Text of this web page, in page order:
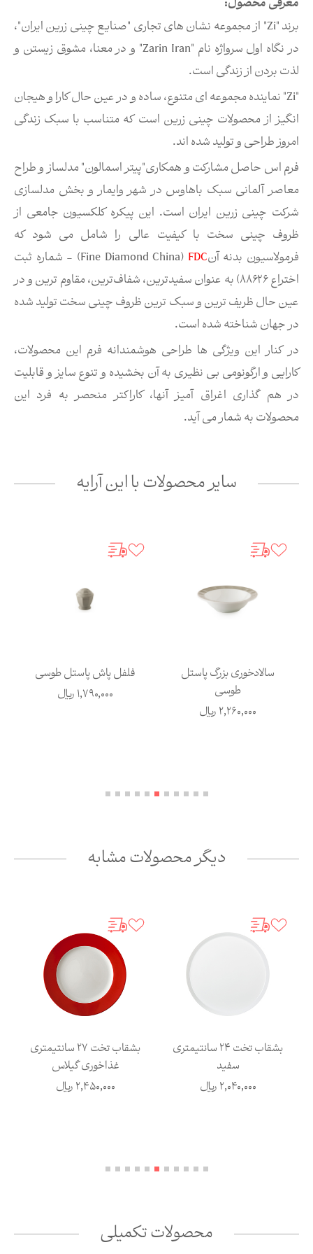
برند "Zi" از مجموعه نشان های تجاری "صنایع چینی زرین ایران"،
در نگاه اول سرواژه نام "Zarin Iran" و در معنا، مشوق زیستن و
لذت بردن از زندگی است.
"Zi" نماینده مجموعه ای متنوع، ساده و در عین حال کارا و هیجان
انگیز از محصولات چینی زرین است که متناسب با سبک زندگی
امروز طراحی و تولید شده اند.
فرم اس حاصل مشارکت و همکاری"پیتر اسمالون" مدلساز و طراح
معاصر آلمانی سبک باهاوس در شهر وایمار و بخش مدلسازی
شركت چینی زرین ایران است. این پیکره کلکسیون جامعی از
ظروف چینی سخت با کیفیت عالی را شامل می شود که
فرمولاسیون بدنه آنFDC
(Fine Diamond China) - شماره ثبت
اختراع ۸۸۶۲۶) به عنوان سفیدترین، شفاف‌ترین، مقاوم ترین و در
عین حال ظریف ترین و سبک ترین ظروف چینی سخت تولید شده
در جهان شناخته شده است.
در کنار این ویژگی ها طراحی هوشمندانه فرم این محصولات،
کارایی و ارگونومی بی نظیری به آن بخشیده و تنوع سایز و قابلیت
در هم گذاری اغراق آمیز آنها، کاراکتر منحصر به فرد این
محصولات به شمار می آید.
سایر محصولات با این آرایه
سالادخوری بزرگ پاستل
طوسی
2,260,000ریال
فلفل پاش پاستل طوسی
1,790,000ریال
دیگر محصولات مشابه
بشقاب تخت 24 سانتیمتری
سفید
2,040,000ریال
بشقاب تخت 27 سانتیمتری
غذاخوری گیلاس
2,450,000ریال
محصولات تکمیلی